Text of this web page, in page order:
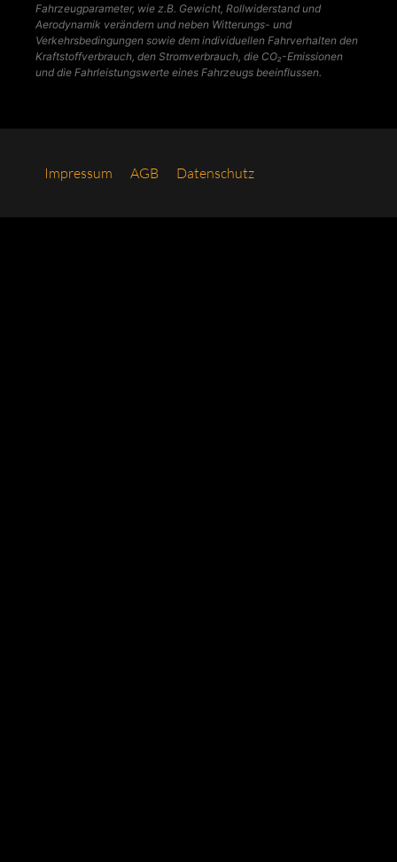
Fahrzeugparameter, wie z.B. Gewicht, Rollwiderstand und
Aerodynamik verändern und neben Witterungs- und
Verkehrsbedingungen sowie dem individuellen Fahrverhalten den
Kraftstoffverbrauch, den Stromverbrauch, die CO₂-Emissionen
und die Fahrleistungswerte eines Fahrzeugs beeinflussen.
Impres­sum AGB Daten­schutz